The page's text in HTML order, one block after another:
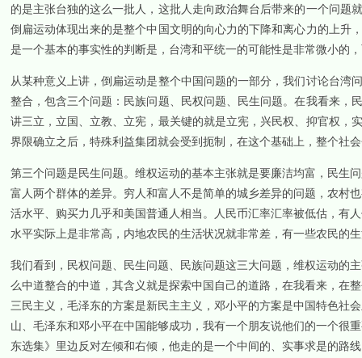
的是主张台独的这么一批人，这批人走向政治舞台后带来的一个问
倒扁运动体现出来的是整个中国文明的向心力的下降和离心力的上升
是一个基本的事实性的判断是，台湾和平统一的可能性是非常微小的
从某种意义上讲，倒扁运动是整个中国问题的一部分，我们讨论台
整合，包含三个问题：民族问题、民权问题、民生问题。在我看来，
讲三立，立国、立教、立宪，最关键的就是立宪，兴民权、抑官权，
界限确立之后，特殊利益集团就会受到扼制，在这个基础上，整个社
第三个问题是民生问题。维权运动的基本主张就是要廉洁均富，民生
富人两个群体的差异。穷人和富人不是简单的城乡差异的问题，农村
活水平、购买力几乎和美国普通人相当。人民币汇率汇率被低估，有
水平实际上是非常高，内地农民的生活状况就非常差，有一些农民的
我们看到，民权问题、民生问题、民族问题这三大问题，维权运动的
么中道整合的中道，其含义就是探索中国自己的道路，在我看来，在
三民主义，毛泽东的方案是新民主主义，邓小平的方案是中国特色社
山、毛泽东和邓小平在中国能够成功，我有一个朋友说他们的一个很
东选集》里边反对左倾和右倾，他走的是一个中间的、实事求是的路